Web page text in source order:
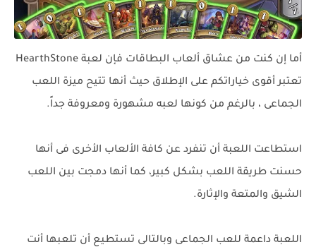
أما إن كنت من عشاق ألعاب البطاقات فإن لعبة HearthStone
تعتبر أقوى خياراتكم على الإطلاق حيث أنها تتيح ميزة اللعب
الجماعى ، بالرغم من كونها لعبه مشهورة ومعروفة جداً.
استطاعت اللعبة أن تنفرد عن كافة الألعاب الأخرى فى أنها
حسنت طريقة اللعب بشكل كبير، كما أنها دمجت بين اللعب
الشيق والمتعة والإثارة.
اللعبة داعمة للعب الجماعى وبالتالى تستطيع أن تلعبها أنت